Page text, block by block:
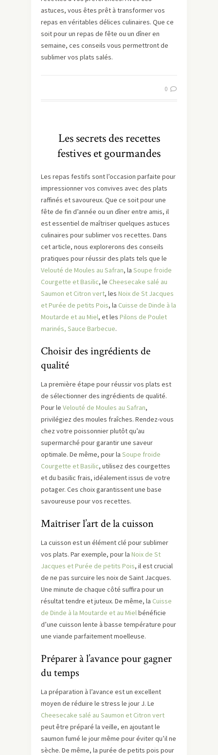
astuces, vous êtes prêt à transformer vos
repas en véritables délices culinaires. Que ce
soit pour un repas de fête ou un dîner en
semaine, ces conseils vous permettront de
sublimer vos plats salés.
0
Les secrets des recettes
festives et gourmandes
Les repas festifs sont l’occasion parfaite pour
impressionner vos convives avec des plats
raffinés et savoureux. Que ce soit pour une
fête de fin d’année ou un dîner entre amis, il
est essentiel de maîtriser quelques astuces
culinaires pour sublimer vos recettes. Dans
cet article, nous explorerons des conseils
pratiques pour réussir des plats tels que le
Velouté de Moules au Safran, la Soupe froide
Courgette et Basilic, le Cheesecake salé au
Saumon et Citron vert, les Noix de St Jacques
et Purée de petits Pois, la Cuisse de Dinde à la
Moutarde et au Miel, et les Pilons de Poulet
marinés, Sauce Barbecue.
Choisir des ingrédients de
qualité
La première étape pour réussir vos plats est
de sélectionner des ingrédients de qualité.
Pour le Velouté de Moules au Safran,
privilégiez des moules fraîches. Rendez-vous
chez votre poissonnier plutôt qu’au
supermarché pour garantir une saveur
optimale. De même, pour la Soupe froide
Courgette et Basilic, utilisez des courgettes
et du basilic frais, idéalement issus de votre
potager. Ces choix garantissent une base
savoureuse pour vos recettes.
Maîtriser l’art de la cuisson
La cuisson est un élément clé pour sublimer
vos plats. Par exemple, pour la Noix de St
Jacques et Purée de petits Pois, il est crucial
de ne pas surcuire les noix de Saint Jacques.
Une minute de chaque côté suffira pour un
résultat tendre et juteux. De même, la Cuisse
de Dinde à la Moutarde et au Mielbénéficie
d’une cuisson lente à basse température pour
une viande parfaitement moelleuse.
Préparer à l’avance pour gagner
du temps
La préparation à l’avance est un excellent
moyen de réduire le stress le jour J. Le
Cheesecake salé au Saumon et Citron vert
peut être préparé la veille, en ajoutant le
saumon fumé le jour même pour éviter qu’il ne
sèche. De même, la purée de petits pois pour